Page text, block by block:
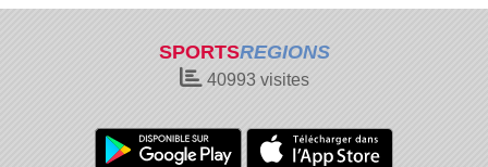
SPORTSREGIONS
40993visites